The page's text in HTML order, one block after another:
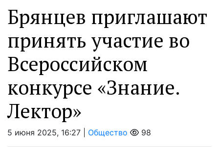
Брянцев приглашают
принять участие во
Всероссийском
конкурсе «Знание.
Лектор»
5 июня 2025, 16:27 | Общество 98